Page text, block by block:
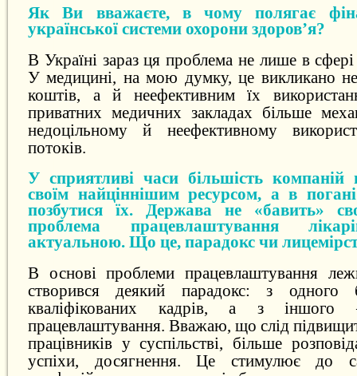
Як Ви вважаєте, в чому полягає
української системи охорони здоров’я?
В Україні зараз ця проблема не лише в
У медицині, на мою думку, це викликано не
коштів, а й неефективним їх
приватних медичних закладах більше
недоцільному й неефективному
потоків.
У сприятливі часи більшість компаній
своїм найціннішим ресурсом, а в
позбутися їх. Держава не «бавить»
проблема працевлаштування
актуальною. Що це, парадокс чи
В основі проблеми працевлаштування
створився деякий парадокс: з
кваліфікованих кадрів, а з іншого
працевлаштування. Вважаю, що слід
працівників у суспільстві, більше
успіхи, досягнення. Це стимулює до